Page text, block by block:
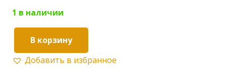
1 в наличии
Количество
товара
В корзину
Добавить в избранное